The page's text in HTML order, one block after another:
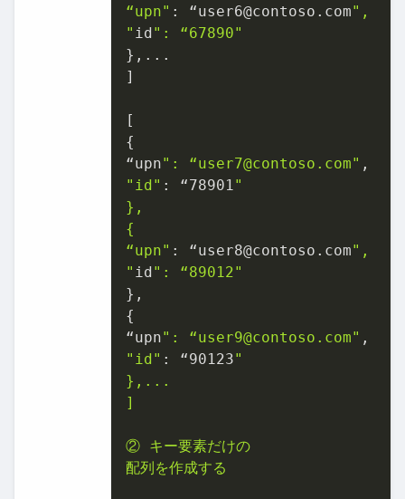
“upn" : “user6@contoso.com",
" id ": “67890"
},...
]
[
{
“upn": “user7@contoso.com"
"id" : “78901"
},
{
“upn" : “user8@contoso.com",
" id ": “89012"
},
{
“upn": “user9@contoso.com"
"id" : “90123"
},...
]
② キー要素だけの
配列を作成する